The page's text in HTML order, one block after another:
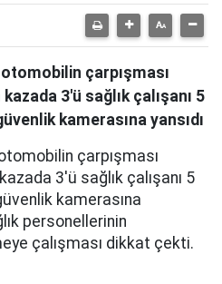
çarpışması
3'ü sağlık çalışanı 5
kamerasına yansıdı
çarpışması
3'ü sağlık çalışanı 5
kamerasına
personellerinin
çalışması dikkat çekti.